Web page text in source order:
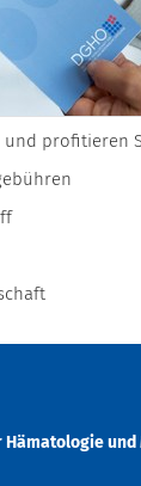
und profitieren
Hämatologie und